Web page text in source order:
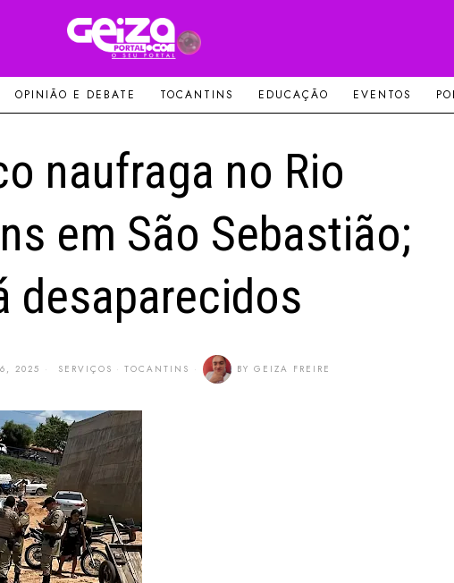
OPINIÃO E DEBATE TOCANTINS EDUCAÇÃO EVENTOS
naufraga no Rio
em São Sebastião;
desaparecidos
2025 SERVIÇOS · TOCANTINS BY GEIZA FREIRE